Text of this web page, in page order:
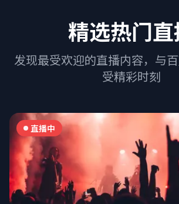
精选热门
发现最受欢迎的直播内容，与
受精彩时刻
直播中